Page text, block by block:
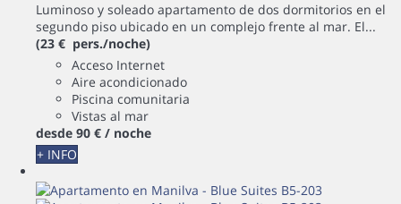
Luminoso y soleado apartamento de dos dormitorios en el
segundo piso ubicado en un complejo frente al mar. El...
(23 € pers./noche)
Acceso Internet
Aire acondicionado
Piscina comunitaria
Vistas al mar
desde 90 € / noche
+ INFO